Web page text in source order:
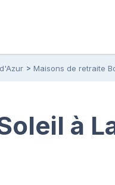
Maisons de retraite
à